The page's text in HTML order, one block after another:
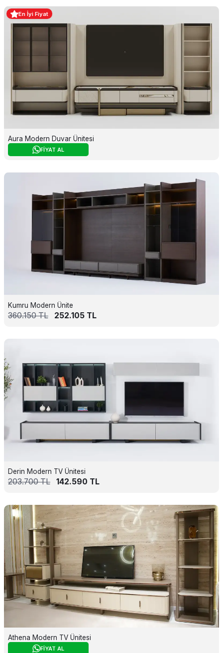
En İyi Fiyat
Aura Modern Duvar Ünitesi
FİYAT AL
Kumru Modern Ünite
360.150TL 252.105 TL
Derin Modern TV Ünitesi
203.700TL 142.590 TL
Athena Modern TV Ünitesi
FİYAT AL